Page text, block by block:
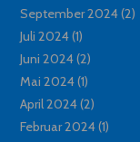
September 2024(2)
Juli 2024(1)
Juni 2024(2)
Mai 2024(1)
April 2024(2)
Februar 2024(1)